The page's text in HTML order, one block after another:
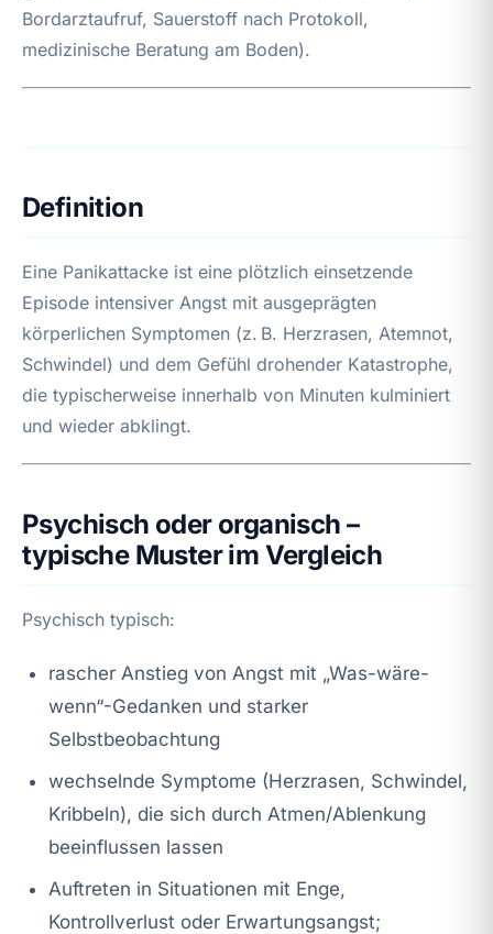
Bordarztaufruf, Sauerstoff nach Protokoll,
medizinische Beratung am Boden).
Definition
Eine Panikattacke ist eine plötzlich einsetzende
Episode intensiver Angst mit ausgeprägten
körperlichen Symptomen (z. B. Herzrasen, Atemnot,
Schwindel) und dem Gefühl drohender Katastrophe,
die typischerweise innerhalb von Minuten kulminiert
und wieder abklingt.
Psychisch oder organisch –
typische Muster im Vergleich
Psychisch typisch:
rascher Anstieg von Angst mit „Was-wäre-
wenn“-Gedanken und starker
Selbstbeobachtung
wechselnde Symptome (Herzrasen, Schwindel,
Kribbeln), die sich durch Atmen/Ablenkung
beeinflussen lassen
Auftreten in Situationen mit Enge,
Kontrollverlust oder Erwartungsangst;